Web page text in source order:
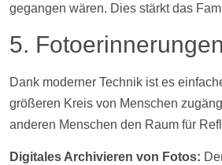
gegangen wären. Dies stärkt das
5.
Dank moderner Technik ist es
größeren Kreis von Menschen
anderen Menschen den Raum für
Digitales Archivieren von Fotos: